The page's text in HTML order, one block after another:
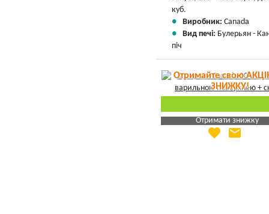
куб.
Виробник: Canada
Вид печі: Булерьян -
піч
Отримайте свою
ЗНИЖКУ!
Отримати знижку
Яка Ваша ціна
favorite email